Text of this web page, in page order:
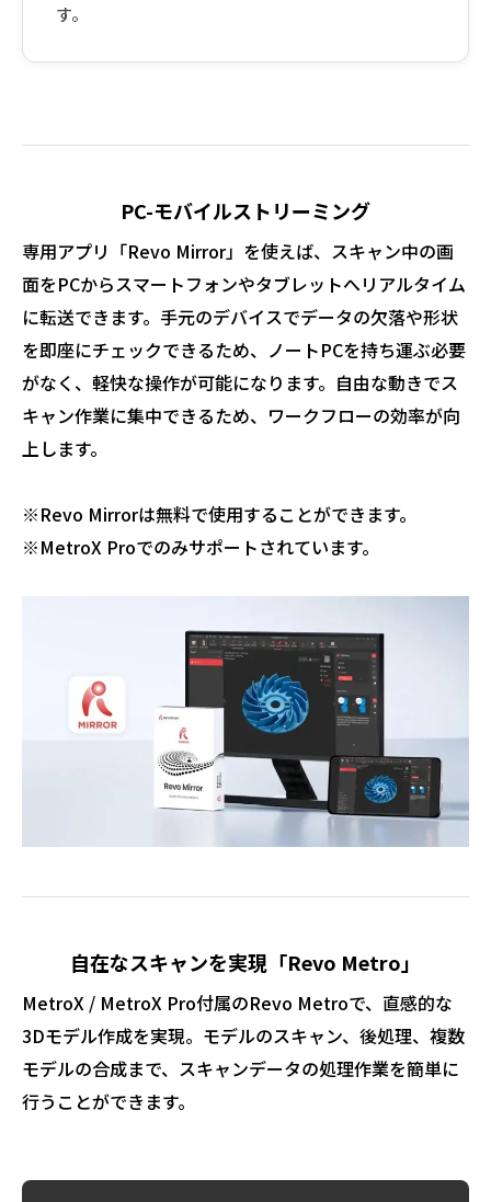
す。
PC-モバイルストリーミング
専用アプリ「Revo Mirror」を使えば、スキャン中の画
面をPCからスマートフォンやタブレットへリアルタイム
に転送できます。手元のデバイスでデータの欠落や形状
を即座にチェックできるため、ノートPCを持ち運ぶ必要
がなく、軽快な操作が可能になります。自由な動きでス
キャン作業に集中できるため、ワークフローの効率が向
上します。
※Revo Mirrorは無料で使用することができます。
※MetroX Proでのみサポートされています。
自在なスキャンを実現「Revo Metro」
MetroX / MetroX Pro付属のRevo Metroで、直感的な
3Dモデル作成を実現。モデルのスキャン、後処理、複数
モデルの合成まで、スキャンデータの処理作業を簡単に
行うことができます。